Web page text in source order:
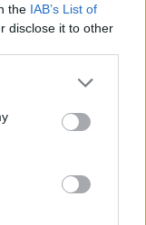
the IAB’s List of
disclose it to other
διαβήτη
σας έχουν
χορηγούν μετά
τις ποσότητες
συνάνθρωπο